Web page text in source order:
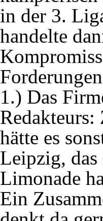
in der 3.
handelte
1.) Das
hätte es
Leipzig,
Limonade
Ein